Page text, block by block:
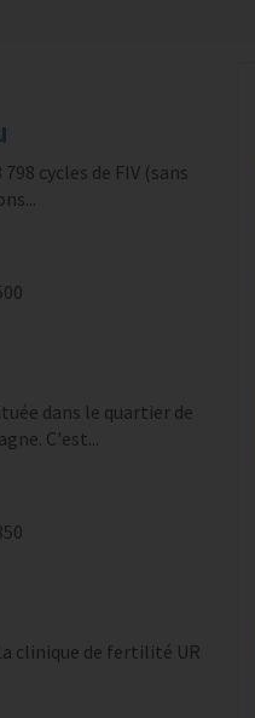
cycles de FIV (sans
dans le quartier de
C'est...
clinique de fertilité UR